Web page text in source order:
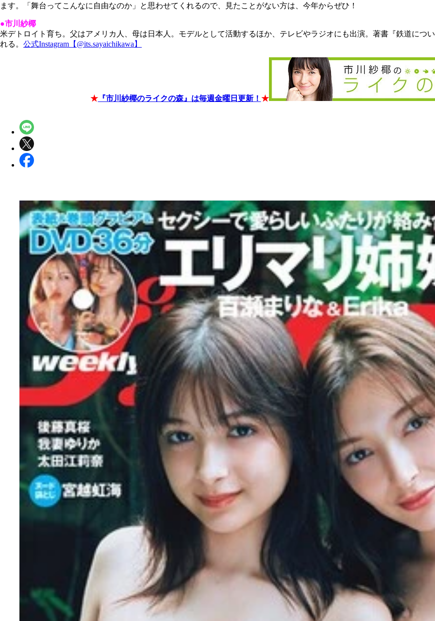
ます。「舞台ってこんなに自由なのか」と思わせてくれるので、見たことがない方は、今年からぜひ！
●市川紗椰
米デトロイト育ち。父はアメリカ人、母は日本人。モデルとして活動するほか、テレビやラジオにも出演。著書『鉄道につ
れる。 公式Instagram【@its.sayaichikawa】
★『市川紗椰のライクの森』は毎週金曜日更新！ ★